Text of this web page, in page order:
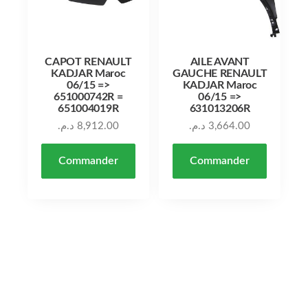
CAPOT RENAULT
KADJAR Maroc
06/15 =>
651000742R =
651004019R
8,912.00 د.م.
Commander
AILE AVANT
GAUCHE RENAULT
KADJAR Maroc
06/15 =>
631013206R
3,664.00 د.م.
Commander